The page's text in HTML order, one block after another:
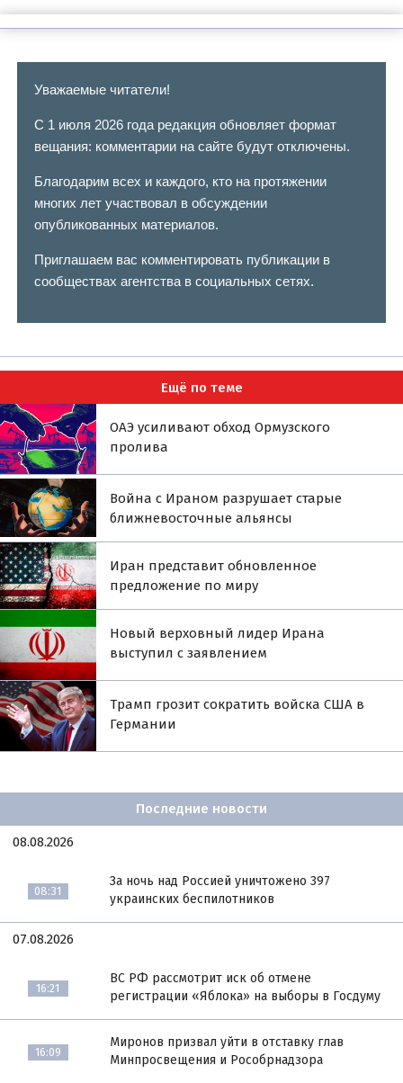
Уважаемые читатели!
С 1 июля 2026 года редакция обновляет формат
вещания: комментарии на сайте будут отключены.
Благодарим всех и каждого, кто на протяжении
многих лет участвовал в обсуждении
опубликованных материалов.
Приглашаем вас комментировать публикации в
сообществах агентства в социальных сетях.
Ещё по теме
ОАЭ усиливают обход Ормузского
пролива
Война с Ираном разрушает старые
ближневосточные альянсы
Иран представит обновленное
предложение по миру
Новый верховный лидер Ирана
выступил с заявлением
Трамп грозит сократить войска США в
Германии
Последние новости
08.08.2026
08:31
За ночь над Россией уничтожено 397
украинских беспилотников
07.08.2026
16:21
ВС РФ рассмотрит иск об отмене
регистрации «Яблока» на выборы в Госдуму
16:09
Миронов призвал уйти в отставку глав
Минпросвещения и Рособрнадзора